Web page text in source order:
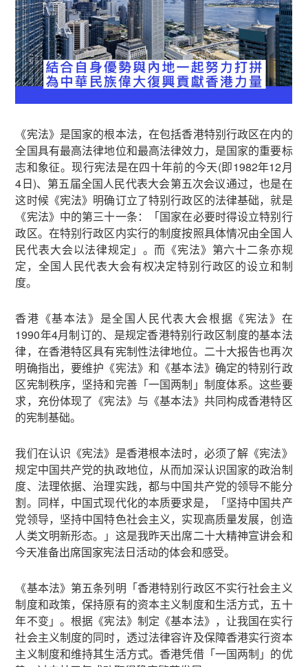
《宪法》是国家的根本法，在包括香港特别行政区在内的
全国具有最高法律地位和最高法律效力，是国家的重要标
志和象征。现行宪法是在四十年前的今天(即1982年12月
4日)、第五届全国人民代表大会第五次会议通过，也是在
这时候《宪法》明确订立了特别行政区的法律基础，就是
《宪法》中的第三十一条：「国家在必要时得设立特别行
政区。在特别行政区内实行的制度按照具体情况由全国人
民代表大会以法律规定」。而《宪法》第六十二条亦规
定，全国人民代表大会有权决定特别行政区的设立和制
度。
香港《基本法》是全国人民代表大会根据《宪法》在
1990年4月制订的、是规定香港特别行政区制度的基本法
律，在香港特区具有宪制性法律地位。二十大报告也再次
明确指出，要维护《宪法》和《基本法》确定的特别行政
区宪制秩序，坚持和完善「一国两制」制度体系。这些要
求，充份体现了《宪法》与《基本法》共同构成香港特区
的宪制基础。
我们在认识《宪法》是香港根本法时，必须了解《宪法》
规定中国共产党的执政地位，从而加深认识国家的政治制
度、法理依据、治理实践，都与中国共产党的领导不能分
割。同样，中国式现代化的本质要求是，「坚持中国共产
党领导，坚持中国特色社会主义，实现高质量发展，创造
人类文明新形态。」这是我昨天出席二十大精神宣讲会和
今天准备出席国家宪法日活动的体会和感受。
《基本法》第五条列明「香港特别行政区不实行社会主义
制度和政策，保持原有的资本主义制度和生活方式，五十
年不变」。根据《宪法》制定《基本法》，让我国在实行
社会主义制度的同时，透过法律容许及保障香港实行资本
主义制度和维持其生活方式。香港凭借「一国两制」的优